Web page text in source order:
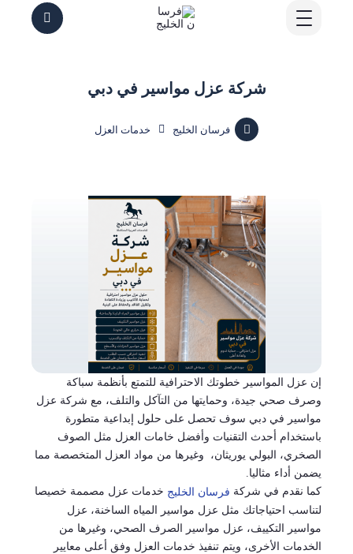
شركة عزل مواسير في دبي
فرسان الخليج خدمات العزل
إن عزل المواسير خطوتك الاحترافية للتمتع بأنظمة سباكة
وصرف صحي جيدة، وحمايتها من التآكل والتلف، مع شركة عزل
مواسير في دبي سوف تحصل على حلول إبداعية متطورة
باستخدام أحدث التقنيات وأفضل خامات العزل مثل الصوف
الصخري، البولي يوريثان، وغيرها من مواد العزل المتخصصة مما
يضمن أداء مثاليا.
كما نقدم في شركة فرسان الخليج خدمات عزل مصممة خصيصا
لتناسب احتياجاتك مثل عزل مواسير المياه الساخنة، عزل
مواسير التكييف، عزل مواسير الصرف الصحي، وغيرها من
الخدمات الأخرى، ويتم تنفيذ خدمات العزل وفق أعلى معايير